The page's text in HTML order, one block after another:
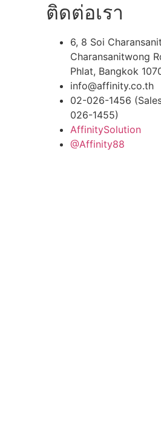
ติดต่อเรา
6, 8 Soi
Charansanitwong
Phlat, Bangkok
info@affinity.co.th
02-026-1456
026-1455)
AffinitySolution
@Affinity88